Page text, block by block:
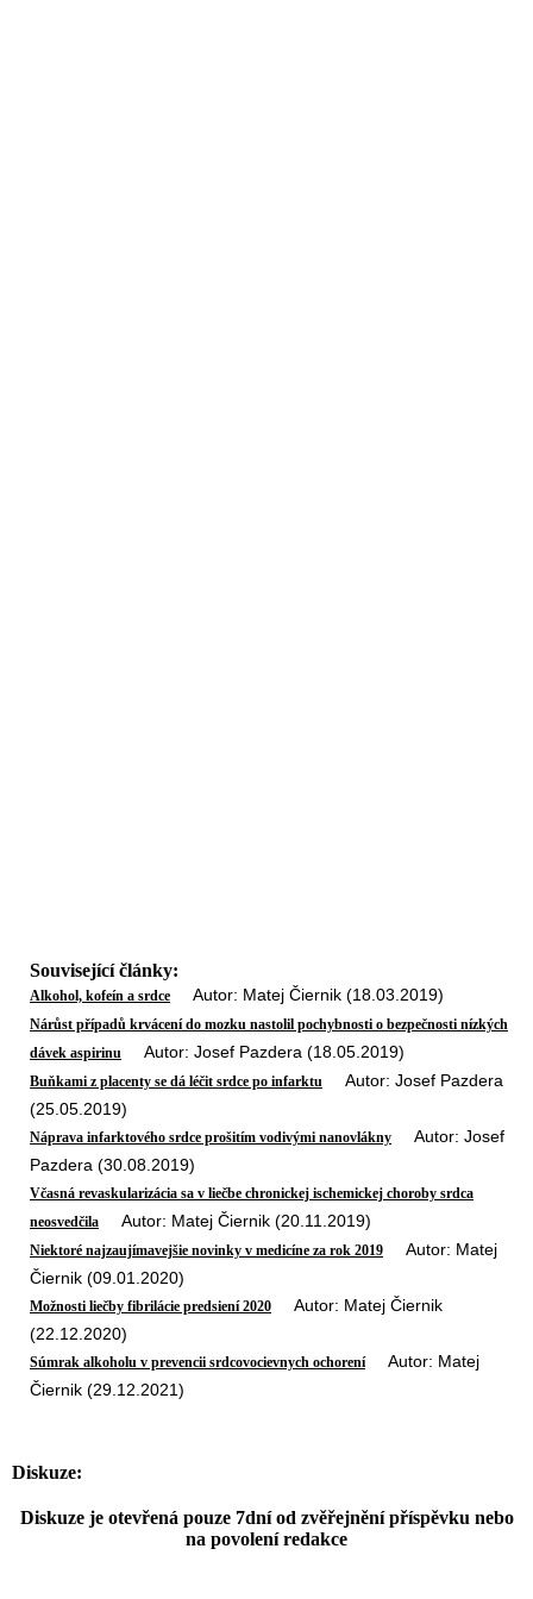
Související články:
Alkohol, kofeín a srdce Autor: Matej Čiernik (18.03.2019)
Nárůst případů krvácení do mozku nastolil pochybnosti o bezpečnosti nízkých
dávek aspirinu Autor: Josef Pazdera (18.05.2019)
Buňkami z placenty se dá léčit srdce po infarktu Autor: Josef Pazdera
(25.05.2019)
Náprava infarktového srdce prošitím vodivými nanovlákny Autor: Josef
Pazdera (30.08.2019)
Včasná revaskularizácia sa v liečbe chronickej ischemickej choroby srdca
neosvedčila Autor: Matej Čiernik (20.11.2019)
Niektoré najzaujímavejšie novinky v medicíne za rok 2019 Autor: Matej
Čiernik (09.01.2020)
Možnosti liečby fibrilácie predsiení 2020 Autor: Matej Čiernik
(22.12.2020)
Súmrak alkoholu v prevencii srdcovocievnych ochoreníAutor: Matej
Čiernik (29.12.2021)
Diskuze:
Diskuze je otevřená pouze 7dní od zvěřejnění příspěvku nebo
na povolení redakce